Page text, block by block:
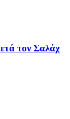
τον Σαλάχ